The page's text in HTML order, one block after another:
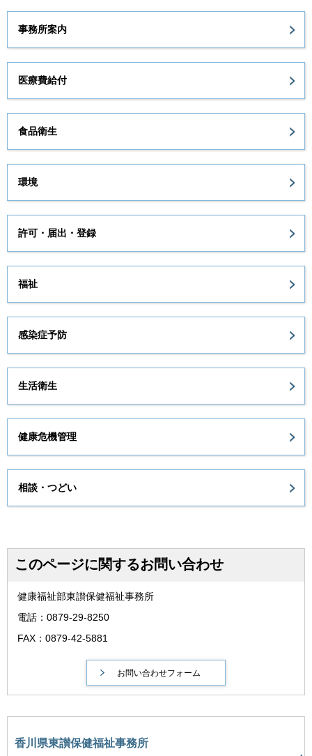
事務所案内
医療費給付
食品衛生
環境
許可・届出・登録
福祉
感染症予防
生活衛生
健康危機管理
相談・つどい
このページに関するお問い合わせ
健康福祉部東讃保健福祉事務所
電話：0879-29-8250
FAX：0879-42-5881
香川県東讃保健福祉事務所